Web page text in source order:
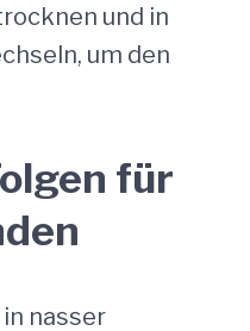
und in
um den
für
nasser